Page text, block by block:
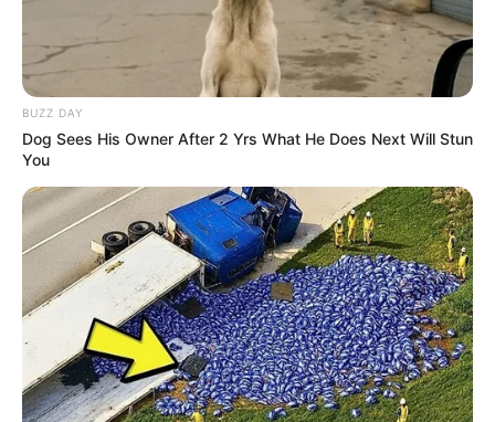
PRONOSTIC QUINTÉ PRIX TENOR DE
BAUNE 21-12-2025
PRONOSTIC QUINTÉ PRESSE PMU et bruits
BUZZ DAY
Dog Sees His Owner After 2 Yrs What He Does Next Will Stun
You